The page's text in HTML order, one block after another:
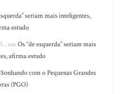
seriam mais inteligentes,
estudo
em Os “de esquerda” seriam mais
afirma estudo
Sonhando com o Pequenas Grandes
(PGO)